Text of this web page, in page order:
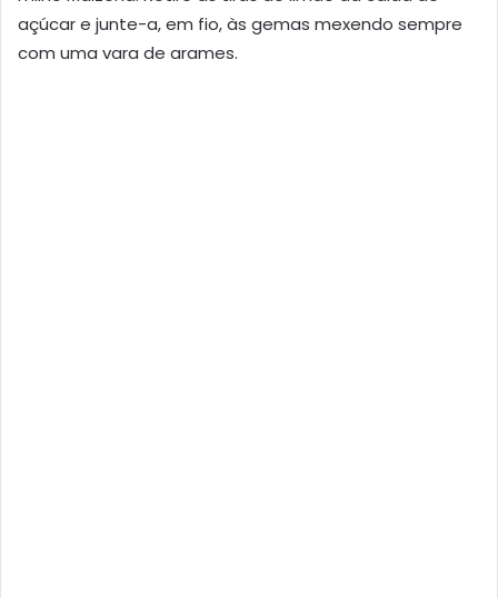
açúcar e junte-a, em fio, às gemas mexendo sempre
com uma vara de arames.